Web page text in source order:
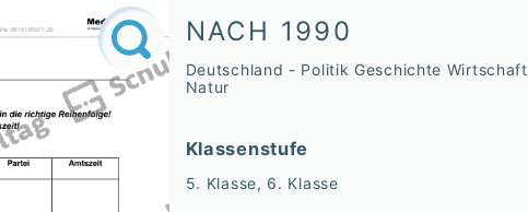
NACH 1990
Deutschland - Politik Geschichte Wirtschaft
Natur
Klassenstufe
5. Klasse, 6. Klasse